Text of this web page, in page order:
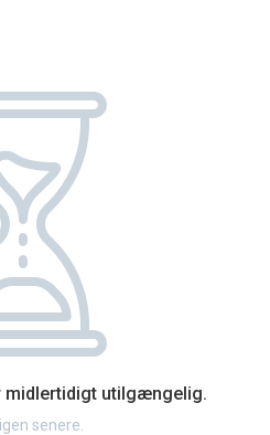
midlertidigt utilgængelig.
senere.